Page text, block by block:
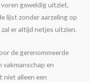
geweldig uitziet,
lijst zonder aarzeling op
er altijd netjes uitzien.
de gerenommeerde
vakmanschap en
alleen een